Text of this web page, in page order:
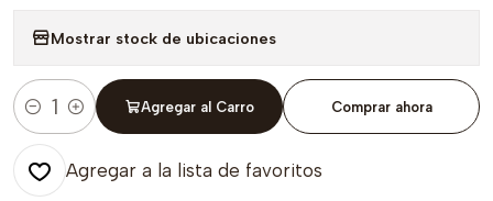
Mostrar stock de ubicaciones
Cantidad
Agregar al Carro Comprar ahora
Agregar a la lista de favoritos